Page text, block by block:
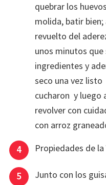
quebrar los
molida, batir
revuelto del
unos minutos que
ingredientes y
seco una vez
cucharon y luego
revolver con
con arroz
Propiedades de la
Junto con los